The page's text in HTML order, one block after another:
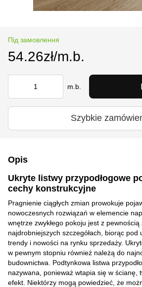
Під замовлення
54.26zł/m.b.
m.b.
Szybkie
Opis
Ukryte listwy przypodłogowe
cechy konstrukcyjne
Pragnienie ciągłych zmian prowokuje
nowoczesnych rozwiązań w elemencie
wnętrze zwykłego pokoju jest z
najdrobniejszych szczegółach, biorąc pod
trendy i nowości na rynku sprzedaży.
w pewnym stopniu również należą do
budownictwa. Podtynkowa listwa
nazywana, ponieważ wtapia się w ścianę,
efekt. Niektórzy mogą powiedzieć, że